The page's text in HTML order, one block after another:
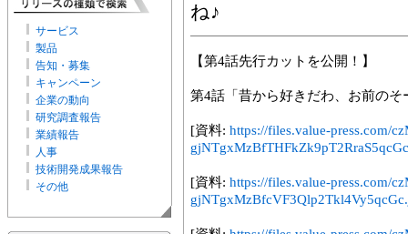
サービス
製品
告知・募集
キャンペーン
企業の動向
研究調査報告
業績報告
人事
技術開発成果報告
その他
ね♪
【第4話先行カットを公開！】
第4話「昔から好きだわ、お前のそ
[資料: https://files.value-press.com/
[資料: https://files.value-press.com/